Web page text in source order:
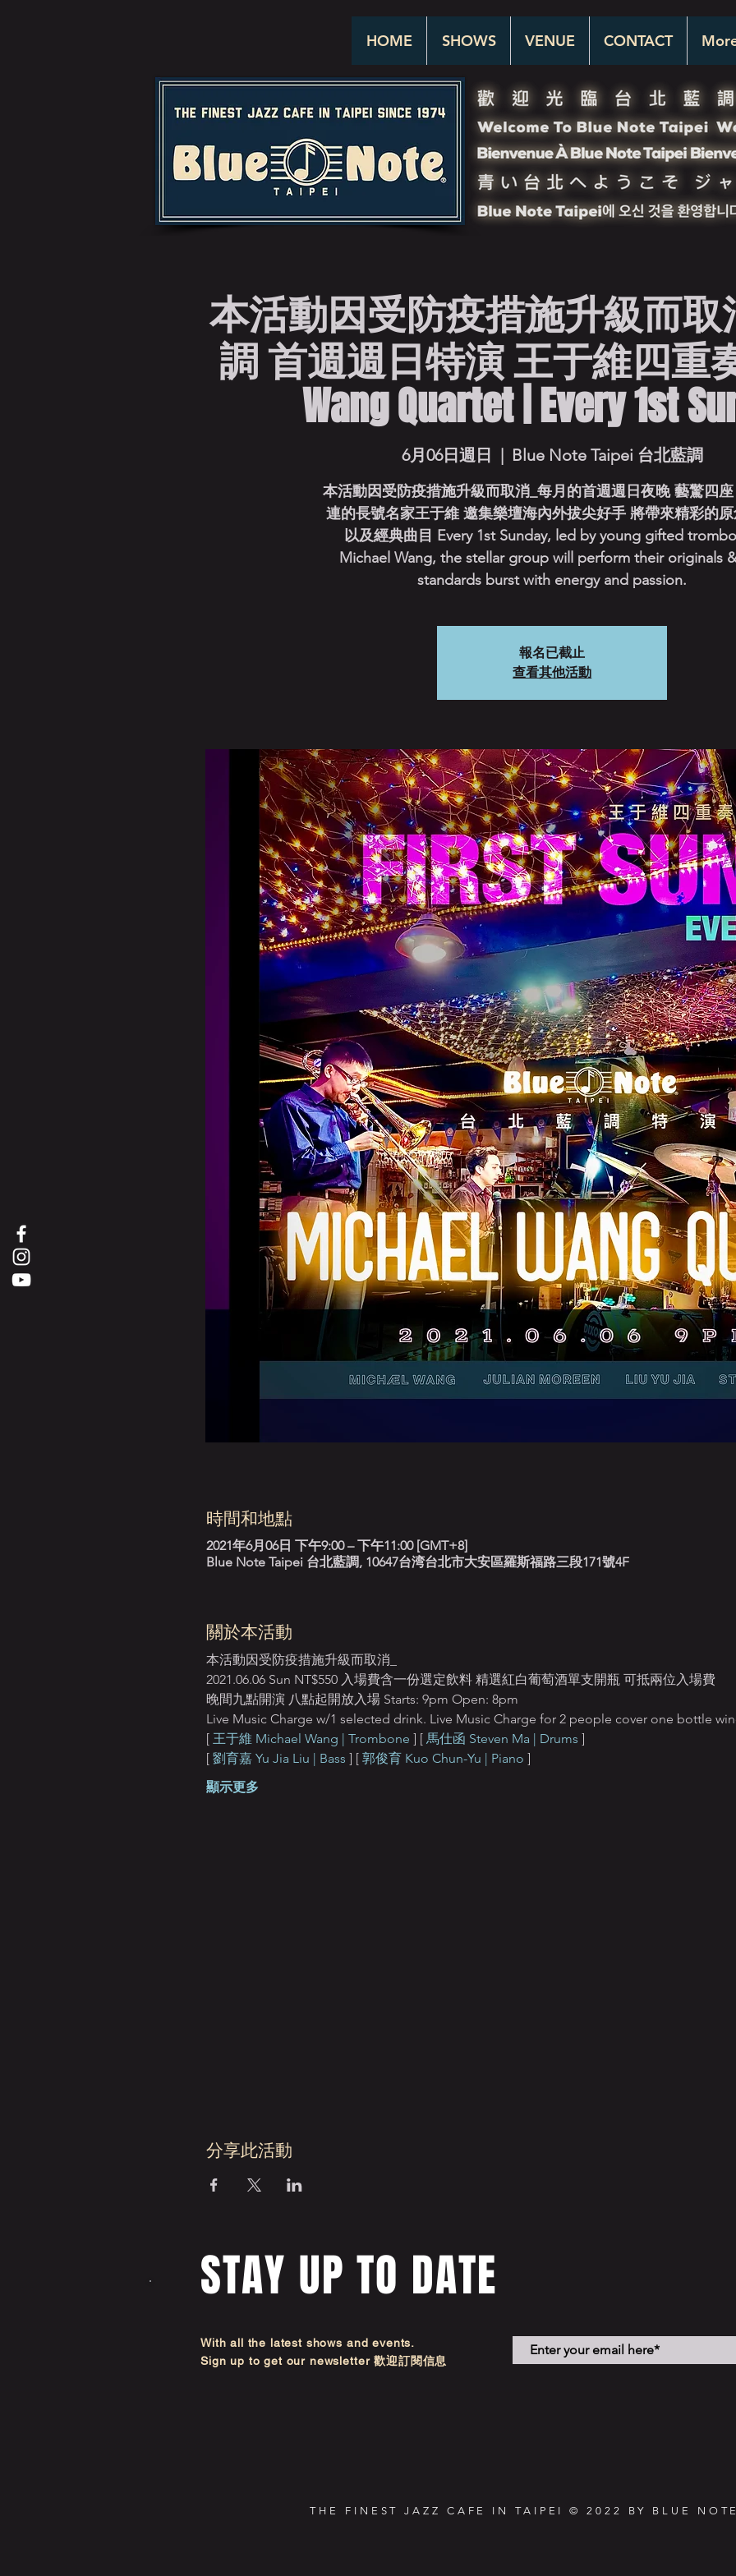
HOME SHOWS VENUE CONTACT
本活動因受防疫措施升級而取
調 首週週日特演 王于維四重
Wang Quartet | Every 1st
6月06日週日
  |
Blue Note Taipei 台北藍調
本活動因受防疫措施升級而取消_每月的首週週日夜晚 藝驚四
連的長號名家王于維 邀集樂壇海內外拔尖好手 將帶來精彩的
以及經典曲目 Every 1st Sunday, led by young gifted
Michael Wang, the stellar group will perform their originals
standards burst with energy and passion.
報名已截止
查看其他活動
時間和地點
2021年6月06日 下午9:00 – 下午11:00 [GMT+8]
Blue Note Taipei 台北藍調, 10647台湾台北市大安區羅斯福路三段171號4F
關於本活動
本活動因受防疫措施升級而取消_
2021.06.06 Sun NT$550 入場費含一份選定飲料 精選紅白葡萄酒單支開瓶 可抵兩位入場費
晚間九點開演 八點起開放入場 Starts: 9pm Open: 8pm
Live Music Charge w/1 selected drink. Live Music Charge for 2 people cover one bottle
[ 王于維 Michael Wang | Trombone ] [ 馬仕函 Steven Ma | Drums ]
[ 劉育嘉 Yu Jia Liu | Bass ] [ 郭俊育 Kuo Chun-Yu | Piano ]
顯示更多
分享此活動
STAY UP TO DATE
With all the latest shows and events.
Sign up to get our newsletter 歡迎訂閱信息
THE FINEST JAZZ CAFE IN TAIPEI © 2022 BY BLUE